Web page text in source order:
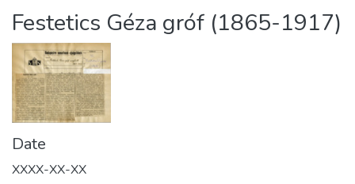
About us
Festetics Géza gróf (1865-1917)
Date
XXXX-XX-XX